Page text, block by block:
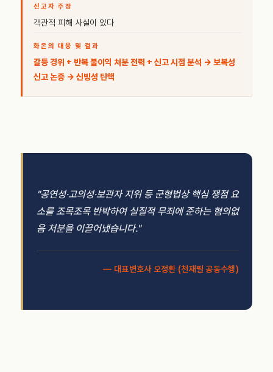
객관적 피해 사실이 있다
갈등 경위 + 반복 불이익 처분 전력 + 신고 시점 분석 → 보복성
신고 논증 → 신빙성 탄핵
"공연성·고의성·보관자 지위 등 군형법상 핵심 쟁점 요
소를 조목조목 반박하여 실질적 무죄에 준하는 혐의없
음 처분을 이끌어냈습니다."
— 대표변호사 오정환 (천재필 공동수행)